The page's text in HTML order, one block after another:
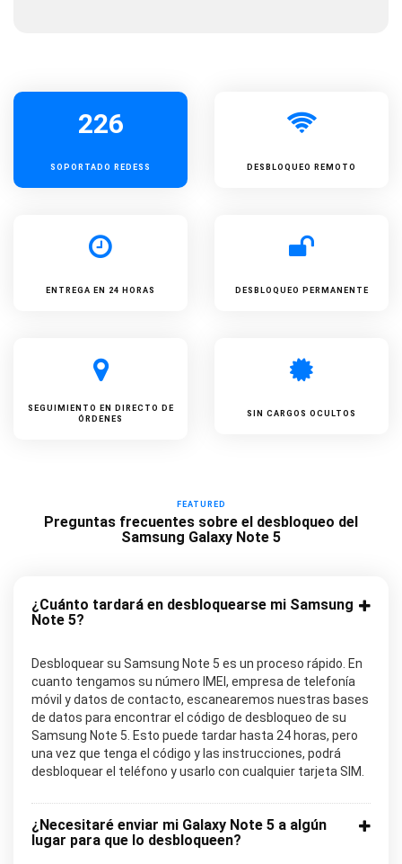
226
SOPORTADO REDESS DESBLOQUEO REMOTO
ENTREGA EN 24 HORAS DESBLOQUEO PERMANENTE
SEGUIMIENTO EN DIRECTO DE
ÓRDENES
SIN CARGOS OCULTOS
FEATURED
Preguntas frecuentes sobre el desbloqueo del
Samsung Galaxy Note 5
¿Cuánto tardará en desbloquearse mi Samsung
Note 5?
Desbloquear su Samsung Note 5 es un proceso rápido. En
cuanto tengamos su número IMEI, empresa de telefonía
móvil y datos de contacto, escanearemos nuestras bases
de datos para encontrar el código de desbloqueo de su
Samsung Note 5. Esto puede tardar hasta 24 horas, pero
una vez que tenga el código y las instrucciones, podrá
desbloquear el teléfono y usarlo con cualquier tarjeta SIM.
¿Necesitaré enviar mi Galaxy Note 5 a algún
lugar para que lo desbloqueen?